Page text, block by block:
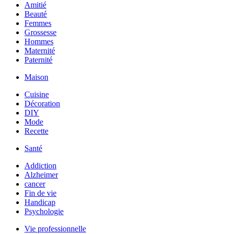
Amitié
Beauté
Femmes
Grossesse
Hommes
Maternité
Paternité
Maison
Cuisine
Décoration
DIY
Mode
Recette
Santé
Addiction
Alzheimer
cancer
Fin de vie
Handicap
Psychologie
Vie professionnelle